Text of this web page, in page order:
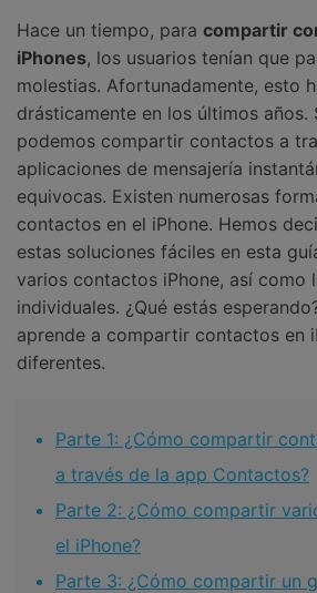
Hace un tiempo, para compartir
iPhones, los usuarios tenían que
molestias. Afortunadamente, esto
drásticamente en los últimos años.
podemos compartir contactos a
aplicaciones de mensajería
equivocas. Existen numerosas
contactos en el iPhone. Hemos
estas soluciones fáciles en esta
varios contactos iPhone, así como
individuales. ¿Qué estás
aprende a compartir contactos en
diferentes.
Parte 1: ¿Cómo compartir
a través de la app Contactos?
Parte 2: ¿Cómo compartir
el iPhone?
Parte 3: ¿Cómo compartir un